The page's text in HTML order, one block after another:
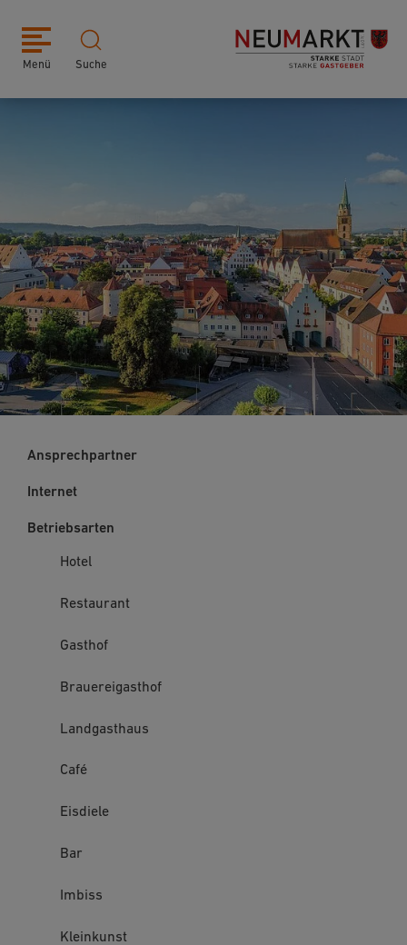
Menü Suche
Ansprechpartner
Internet
Betriebsarten
Hotel
Restaurant
Gasthof
Brauereigasthof
Landgasthaus
Café
Eisdiele
Bar
Imbiss
Kleinkunst